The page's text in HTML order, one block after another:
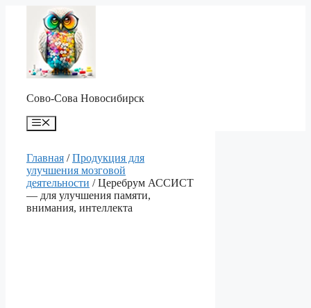
содержимому
Сово-Сова Новосибирск
Меню
Главная /Продукция для
улучшения мозговой
деятельности / Церебрум АССИСТ
— для улучшения памяти,
внимания, интеллекта